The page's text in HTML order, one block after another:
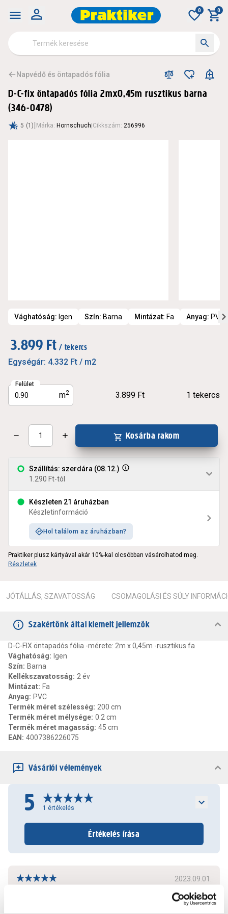
0 0
Napvédő és öntapadós fólia
D-C-fix öntapadós fólia 2mx0,45m rusztikus barna
(346-0478)
5 (1)| Márka: Hornschuch Cikkszám: 256996
Vághatóság: Igen Szín: Barna Mintázat: Fa Anyag: PVC
3.899 Ft / tekercs
Egységár: 4.332 Ft / m2
Felület
m2 3.899 Ft 1 tekercs
Szállítás: szerdára (08.12.)
1.290 Ft-tól
Készleten 21 áruházban
Készletinformáció
Hol találom az áruházban?
Kosárba rakom
Praktiker plusz kártyával akár 10%-kal olcsóbban vásárolhatod meg.
Részletek
JÓTÁLLÁS, SZAVATOSSÁG CSOMAGOLÁSI ÉS SÚLY
Szakértőnk által kiemelt jellemzők
D-C-FIX öntapadós fólia -mérete: 2m x 0,45m -rusztikus fa
Vághatóság: Igen
Szín: Barna
Kellékszavatosság: 2 év
Mintázat: Fa
Anyag: PVC
Termék méret szélesség: 200 cm
Termék méret mélysége: 0.2 cm
Termék méret magasság: 45 cm
EAN : 4007386226075
Vásárlói vélemények
5 1 értékelés
Értékelés írása
2023.09.01.